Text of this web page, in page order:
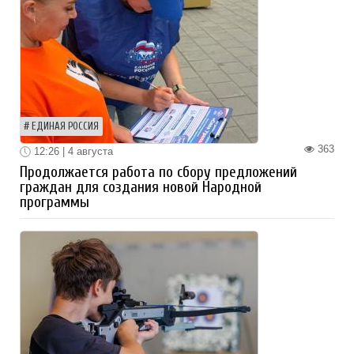
ЕДИНАЯ РОССИЯ
363
12:26 | 4 августа
Продолжается работа по сбору предложений
граждан для создания новой Народной
программы